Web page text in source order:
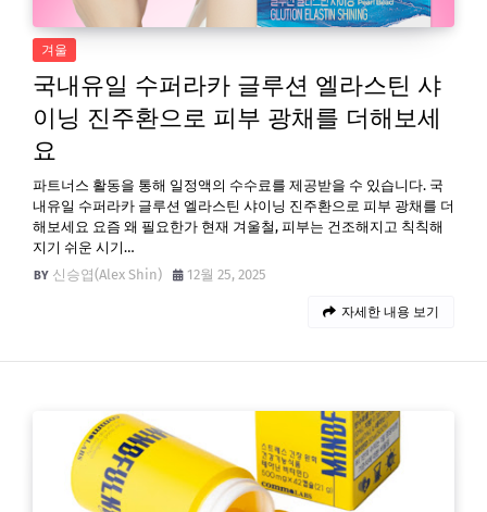
겨울
국내유일 수퍼라카 글루션 엘라스틴 샤
이닝 진주환으로 피부 광채를 더해보세
요
파트너스 활동을 통해 일정액의 수수료를 제공받을 수 있습니다. 국
내유일 수퍼라카 글루션 엘라스틴 샤이닝 진주환으로 피부 광채를 더
해보세요 요즘 왜 필요한가 현재 겨울철, 피부는 건조해지고 칙칙해
지기 쉬운 시기…
신승엽(Alex Shin)
12월 25, 2025
자세한 내용 보기